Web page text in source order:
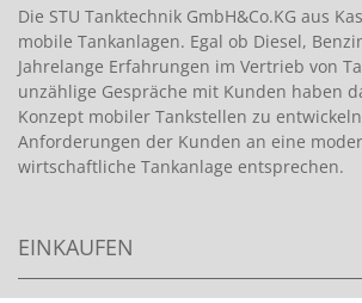
Die STU Tanktechnik GmbH&Co.KG aus
mobile Tankanlagen. Egal ob Diesel,
Jahrelange Erfahrungen im Vertrieb von
unzählige Gespräche mit Kunden haben
Konzept mobiler Tankstellen zu
Anforderungen der Kunden an eine
wirtschaftliche Tankanlage entsprechen.
EINKAUFEN